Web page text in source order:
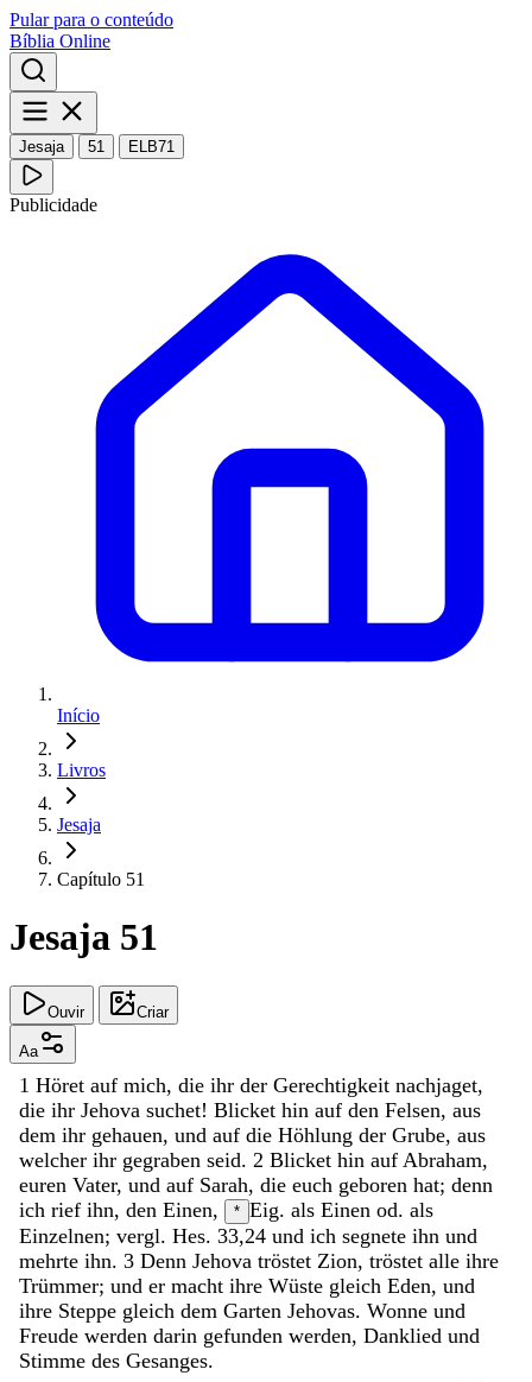
Pular para o conteúdo
Bíblia Online
Jesaja 51 ELB71
Publicidade
Início
Livros
Jesaja
Capítulo 51
Jesaja 51
Ouvir Criar
Aa
1 Höret auf mich, die ihr der Gerechtigkeit nachjaget,
die ihr Jehova suchet! Blicket hin auf den Felsen, aus
dem ihr gehauen, und auf die Höhlung der Grube, aus
welcher ihr gegraben seid. 2 Blicket hin auf Abraham,
euren Vater, und auf Sarah, die euch geboren hat; denn
ich rief ihn, den Einen, * Eig. als Einen od. als
Einzelnen; vergl. Hes. 33,24 und ich segnete ihn und
mehrte ihn. 3 Denn Jehova tröstet Zion, tröstet alle ihre
Trümmer; und er macht ihre Wüste gleich Eden, und
ihre Steppe gleich dem Garten Jehovas. Wonne und
Freude werden darin gefunden werden, Danklied und
Stimme des Gesanges.